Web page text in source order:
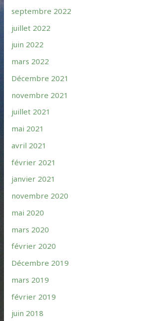
septembre 2022
juillet 2022
juin 2022
mars 2022
Décembre 2021
novembre 2021
juillet 2021
mai 2021
avril 2021
février 2021
janvier 2021
novembre 2020
mai 2020
mars 2020
février 2020
Décembre 2019
mars 2019
février 2019
juin 2018